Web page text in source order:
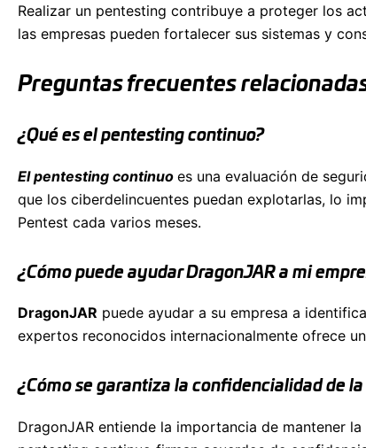
Realizar un pentesting contribuye a proteger los
las empresas pueden fortalecer sus sistemas y
Preguntas frecuentes
¿Qué es el pentesting continuo?
El pentesting continuo es una evaluación de
que los ciberdelincuentes puedan explotarlas, lo
Pentest cada varios meses.
¿Cómo puede ayudar DragonJAR a mi
DragonJAR puede ayudar a su empresa a
expertos reconocidos internacionalmente ofrece
¿Cómo se garantiza la confidencialidad de
DragonJAR entiende la importancia de mantener